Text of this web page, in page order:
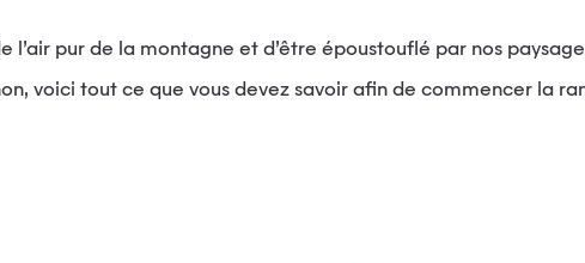
l’air pur de la montagne et d’être époustouflé par nos
voici tout ce que vous devez savoir afin de commencer la